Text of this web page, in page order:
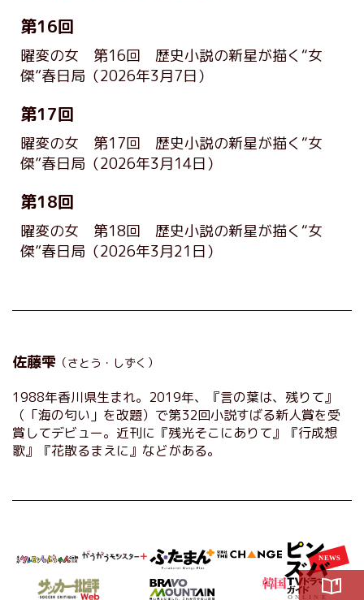
第16回
曜変の女 第16回 歴史小説の新星が描く“女
傑”春日局 （2026年3月7日）
第17回
曜変の女 第17回 歴史小説の新星が描く“女
傑”春日局 （2026年3月14日）
第18回
曜変の女 第18回 歴史小説の新星が描く“女
傑”春日局 （2026年3月21日）
佐藤雫 （さとう・しずく）
1988年香川県生まれ。2019年、『言の葉は、残りて』
（「海の匂い」を改題）で第32回小説すばる新人賞を受
賞してデビュー。近刊に『残光そこにありて』『行成想
歌』『花散るまえに』などがある。